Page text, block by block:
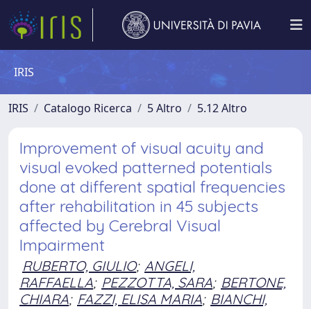
IRIS
IRIS Catalogo Ricerca 5 Altro 5.12 Altro
Improvement of visual acuity and
visual evoked patterned potentials
done at different spatial frequencies
after rehabilitation in 45 subjects
affected by Cerebral Visual
Impairment
RUBERTO, GIULIO; ANGELI,
RAFFAELLA; PEZZOTTA, SARA; BERTONE,
CHIARA; FAZZI, ELISA MARIA; BIANCHI,